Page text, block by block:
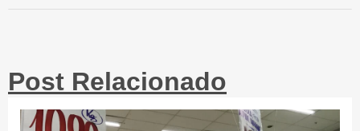
Post Relacionado